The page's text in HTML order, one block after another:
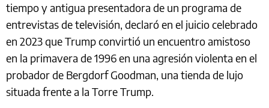
tiempo y antigua presentadora de un programa de
entrevistas de televisión, declaró en el juicio celebrado
en 2023 que Trump convirtió un encuentro amistoso
en la primavera de 1996 en una agresión violenta en el
probador de Bergdorf Goodman, una tienda de lujo
situada frente a la Torre Trump.